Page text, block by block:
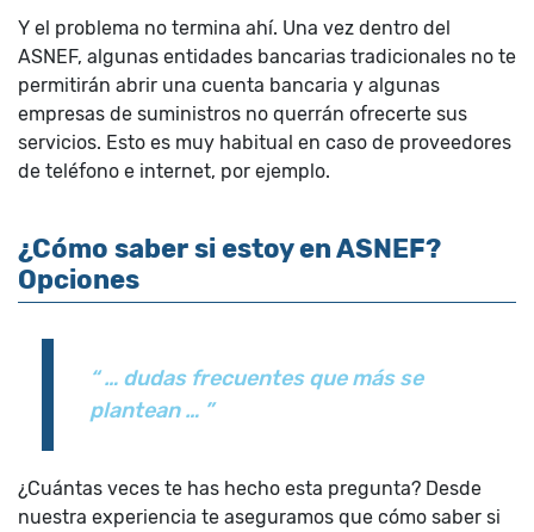
Y el problema no termina ahí. Una vez dentro del
ASNEF, algunas entidades bancarias tradicionales no te
permitirán abrir una cuenta bancaria y algunas
empresas de suministros no querrán ofrecerte sus
servicios. Esto es muy habitual en caso de proveedores
de teléfono e internet, por ejemplo.
¿Cómo saber si estoy en ASNEF?
Opciones
“ … dudas frecuentes que más se
plantean … ”
¿Cuántas veces te has hecho esta pregunta? Desde
nuestra experiencia te aseguramos que cómo saber si